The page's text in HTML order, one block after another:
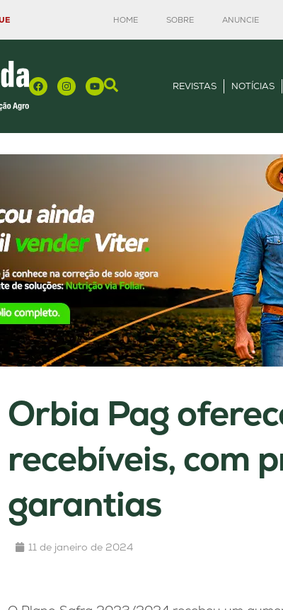
HOME SOBRE ANUNCIE
REVISTAS NOTÍCIAS
Orbia Pag
recebíveis, com
garantias
11 de janeiro de 2024